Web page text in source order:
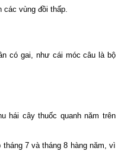
các vùng đồi thấp.
có gai, như cái móc câu là bộ
hái cây thuốc quanh năm trên
7 và tháng 8 hàng năm, vì